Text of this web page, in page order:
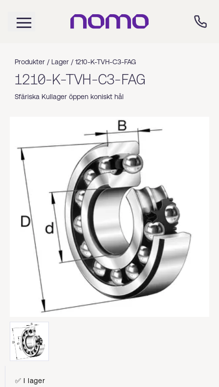
Produkter / Lager / 1210-K-TVH-C3-FAG
1210-K-TVH-C3-FAG
Sfäriska Kullager öppen koniskt hål
✅ I lager